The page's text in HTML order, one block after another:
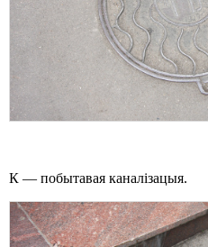
К — побытавая каналізацыя.